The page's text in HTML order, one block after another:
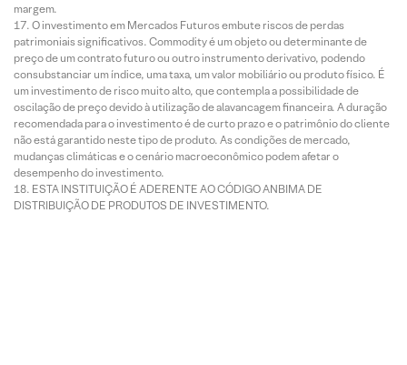
margem.
O investimento em Mercados Futuros embute riscos de perdas
patrimoniais significativos. Commodity é um objeto ou determinante de
preço de um contrato futuro ou outro instrumento derivativo, podendo
consubstanciar um índice, uma taxa, um valor mobiliário ou produto físico. É
um investimento de risco muito alto, que contempla a possibilidade de
oscilação de preço devido à utilização de alavancagem financeira. A duração
recomendada para o investimento é de curto prazo e o patrimônio do cliente
não está garantido neste tipo de produto. As condições de mercado,
mudanças climáticas e o cenário macroeconômico podem afetar o
desempenho do investimento.
ESTA INSTITUIÇÃO É ADERENTE AO CÓDIGO ANBIMA DE
DISTRIBUIÇÃO DE PRODUTOS DE INVESTIMENTO.